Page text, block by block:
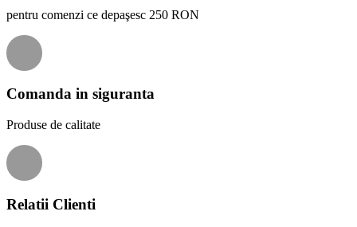
pentru comenzi ce depaşesc 250 RON
Comanda in siguranta
Produse de calitate
Relatii Clienti